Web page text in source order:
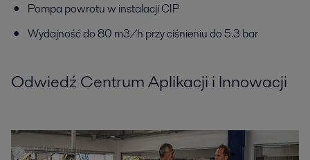
Pompa powrotu w instalacji CIP
Wydajność do 80 m3/h przy ciśnieniu do 5.3 bar
Odwiedź Centrum Aplikacji i Innowacji